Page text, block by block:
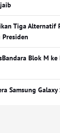
Tiga Alternatif
Presiden
Blok M
Samsung Galaxy